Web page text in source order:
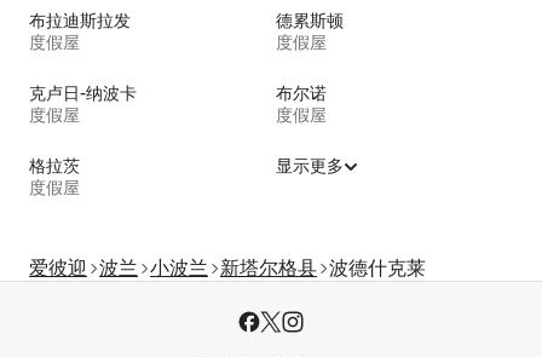
布拉迪斯拉发
度假屋
德累斯顿
度假屋
克卢日-纳波卡
度假屋
布尔诺
度假屋
格拉茨
度假屋
显示更多
爱彼迎 波兰 小波兰 新塔尔格县 波德什克莱